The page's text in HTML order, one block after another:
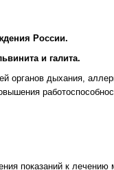
России.
и галита.
органов дыхания,
показаний к лечению